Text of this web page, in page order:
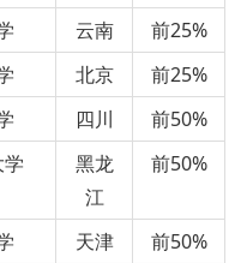
云南
前25%
北京
前25%
四川
前50%
黑龙
江
前50%
天津
前50%